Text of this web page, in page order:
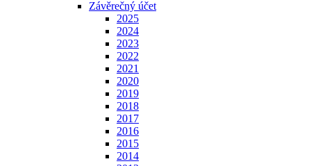
Závěrečný účet
2025
2024
2023
2022
2021
2020
2019
2018
2017
2016
2015
2014